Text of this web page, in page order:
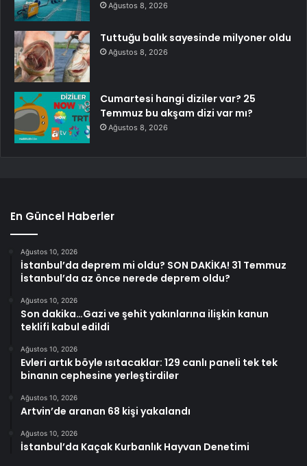
Ağustos 8, 2026
Tuttuğu balık sayesinde milyoner oldu
Ağustos 8, 2026
Cumartesi hangi diziler var? 25
Temmuz bu akşam dizi var mı?
Ağustos 8, 2026
En Güncel Haberler
Ağustos 10, 2026
İstanbul’da deprem mi oldu? SON DAKİKA! 31 Temmuz
İstanbul’da az önce nerede deprem oldu?
Ağustos 10, 2026
Son dakika…Gazi ve şehit yakınlarına ilişkin kanun
teklifi kabul edildi
Ağustos 10, 2026
Evleri artık böyle ısıtacaklar: 129 canlı paneli tek tek
binanın cephesine yerleştirdiler
Ağustos 10, 2026
Artvin’de aranan 68 kişi yakalandı
Ağustos 10, 2026
İstanbul’da Kaçak Kurbanlık Hayvan Denetimi